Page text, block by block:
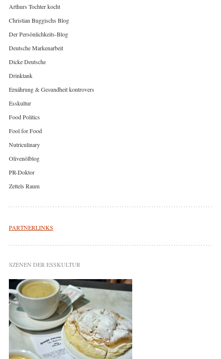
Arthurs Tochter kocht
Christian Buggischs Blog
Der Persönlichkeits-Blog
Deutsche Markenarbeit
Dicke Deutsche
Drinktank
Ernährung & Gesundheit kontrovers
Esskultur
Food Politics
Fool for Food
Nutriculinary
Olivenölblog
PR-Doktor
Zettels Raum
PARTNERLINKS
SZENEN DER ESSKULTUR